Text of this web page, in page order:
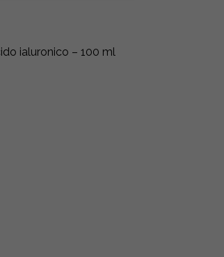
ialuronico – 100 ml